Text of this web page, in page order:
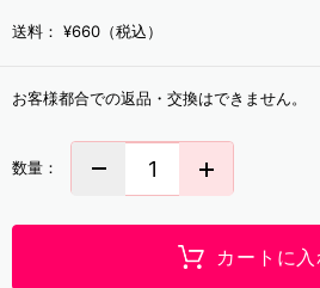
送料： ¥660（税込）
お客様都合での返品・交換はできません。
数量：
カートに入